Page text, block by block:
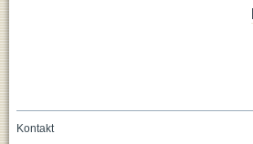
Kontakt